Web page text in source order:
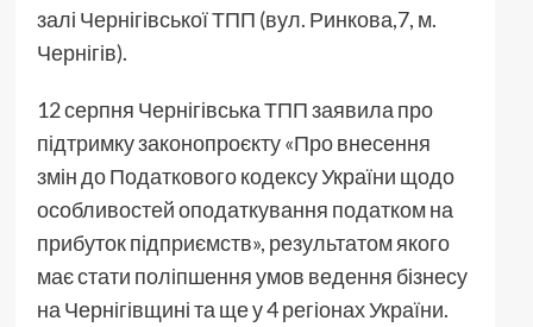
залі Чернігівської ТПП (вул. Ринкова,7, м.
Чернігів).
12 серпня Чернігівська ТПП заявила про
підтримку законопроєкту «Про внесення
змін до Податкового кодексу України щодо
особливостей оподаткування податком на
прибуток підприємств», результатом якого
має стати поліпшення умов ведення бізнесу
на Чернігівщині та ще у 4 регіонах України.